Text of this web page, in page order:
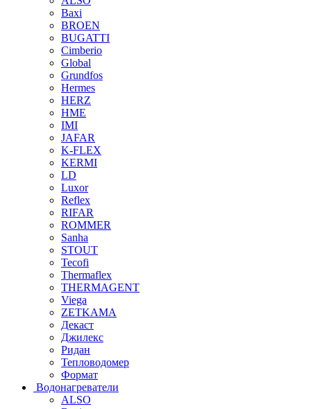
Baxi
BROEN
BUGATTI
Cimberio
Global
Grundfos
Hermes
HERZ
HME
IMI
JAFAR
K-FLEX
KERMI
LD
Luxor
Reflex
RIFAR
ROMMER
Sanha
STOUT
Tecofi
Thermaflex
THERMAGENT
Viega
ZETKAMA
Декаст
Джилекс
Ридан
Тепловодомер
Формат
Водонагреватели
ALSO